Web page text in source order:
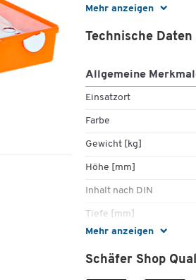
Mehr anzeigen
Arretierung
Mehr anzeigen
Technische Daten
Allgemeine
Einsatzort
Farbe
Gewicht [kg]
Höhe [mm]
Inhalt nach DIN
Tiefe [mm]
Schäfer Shop